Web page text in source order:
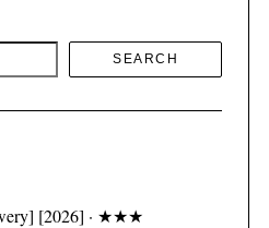
SEARCH
[2026] · ★★★